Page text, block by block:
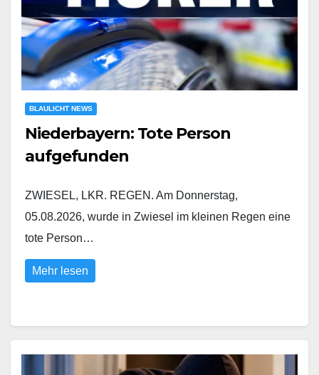
BLAULICHT NEWS
Niederbayern: Tote Person
aufgefunden
ZWIESEL, LKR. REGEN. Am Donnerstag,
05.08.2026, wurde in Zwiesel im kleinen Regen eine
tote Person…
Mehr lesen